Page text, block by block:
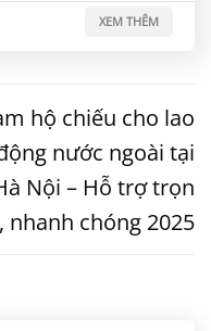
XEM THÊM
hộ chiếu cho lao
nước ngoài tại
Nội – Hỗ trợ trọn
nhanh chóng 2025